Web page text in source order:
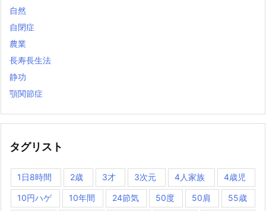
自然
自閉症
農業
長寿長生法
静功
顎関節症
タグリスト
1日8時間 2歳 3才 3次元 4人家族 4歳児
10円ハゲ 10年間 24節気 50度 50肩 55歳